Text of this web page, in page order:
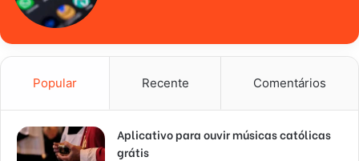
Popular Recente Comentários
Aplicativo para ouvir músicas católicas
grátis